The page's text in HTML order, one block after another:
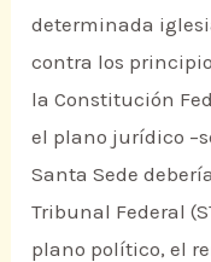
determinada
contra los
la Constitución
el plano jurídico
Santa Sede
Tribunal Federal
plano político, el